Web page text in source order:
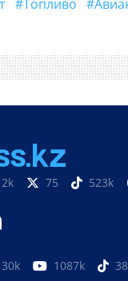
#топливо
75 523k
1087k